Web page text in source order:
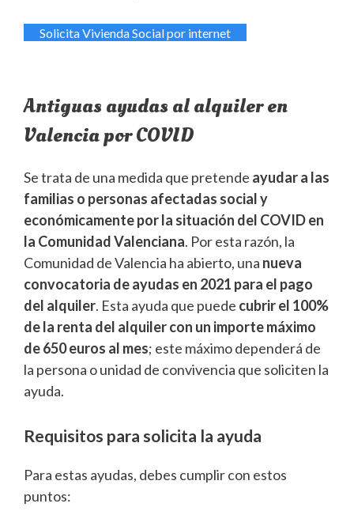
Solicita Vivienda Social por internet
Antiguas ayudas al alquiler en
Valencia por COVID
Se trata de una medida que pretende ayudar a las
familias o personas afectadas social y
económicamente por la situación del COVID en
la Comunidad Valenciana. Por esta razón, la
Comunidad de Valencia ha abierto, una nueva
convocatoria de ayudas en 2021 para el pago
del alquiler. Esta ayuda que puede cubrir el 100%
de la renta del alquiler con un importe máximo
de 650 euros al mes; este máximo dependerá de
la persona o unidad de convivencia que soliciten la
ayuda.
Requisitos para solicita la ayuda
Para estas ayudas, debes cumplir con estos
puntos: